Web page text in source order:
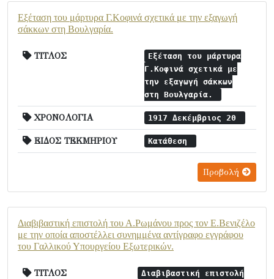
Εξέταση του μάρτυρα Γ.Κοφινά σχετικά με την εξαγωγή
σάκκων στη Βουλγαρία.
ΤΙΤΛΟΣ
Εξέταση του μάρτυρα
Γ.Κοφινά σχετικά με
την εξαγωγή σάκκων
στη Βουλγαρία.
ΧΡΟΝΟΛΟΓΙΑ 1917 Δεκέμβριος 20
ΕΙΔΟΣ ΤΕΚΜΗΡΙΟΥ Κατάθεση
Προβολή
Διαβιβαστική επιστολή του Α.Ρωμάνου προς τον Ε.Βενιζέλο
με την οποία αποστέλλει συνημμένα αντίγραφο εγγράφου
του Γαλλικού Υπουργείου Εξωτερικών.
ΤΙΤΛΟΣ
Διαβιβαστική επιστολή